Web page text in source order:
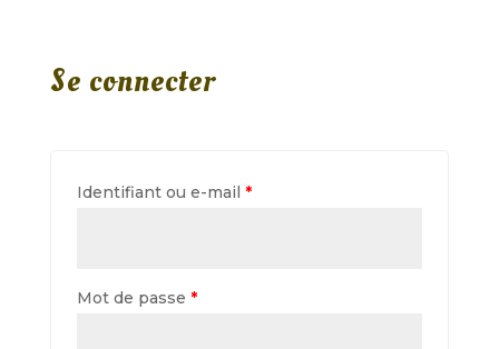
Se connecter
Identifiant ou e-mail *
Mot de passe *